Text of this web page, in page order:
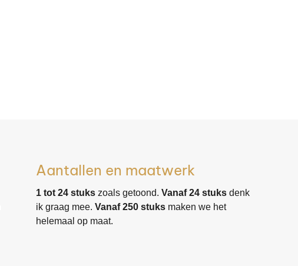
Aantallen en maatwerk
1 tot 24 stukszoals getoond. Vanaf 24 stuksdenk
ik graag mee. Vanaf 250 stuksmaken we het
helemaal op maat.